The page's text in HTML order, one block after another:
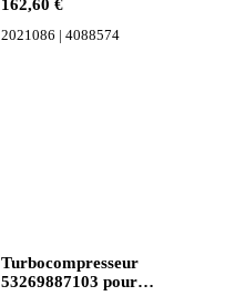
162,60 €
2021086 | 4088574
Turbocompresseur
53269887103 pour